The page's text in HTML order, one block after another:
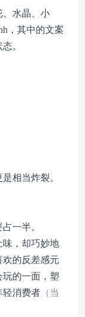
、水晶、小
， 其中的文案
。
相当炸裂。
一半。
味，却巧妙地
的反差感元
玩的一面，塑
轻消费者 （当